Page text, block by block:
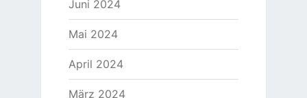
Juni 2024
Mai 2024
April 2024
März 2024